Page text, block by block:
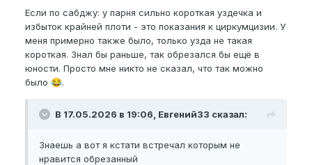
Если по сабджу: у парня сильно короткая уздечка и
избыток крайней плоти - это показания к циркумцизии. У
меня примерно также было, только узда не такая
короткая. Знал бы раньше, так обрезался бы ещё в
юности. Просто мне никто не сказал, что так можно
было 😂.
В 17.05.2026 в 19:06, Евгений33 сказал:
Знаешь а вот я кстати встречал которым не
нравится обрезанный